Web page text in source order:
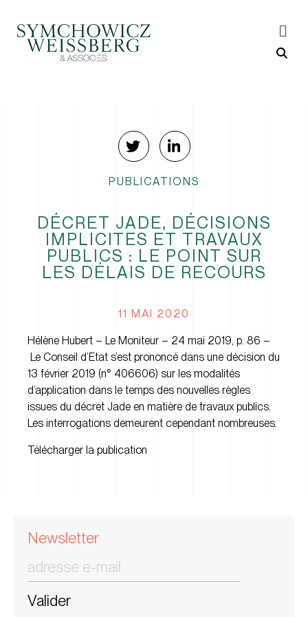
PUBLICATIONS
DÉCRET JADE, DÉCISIONS
IMPLICITES ET TRAVAUX
PUBLICS : LE POINT SUR
LES DÉLAIS DE RECOURS
11 MAI 2020
Hélène Hubert – Le Moniteur – 24 mai 2019, p. 86 –
Le Conseil d’Etat s’est prononcé dans une décision du
13 février 2019 (n° 406606) sur les modalités
d’application dans le temps des nouvelles règles
issues du décret Jade en matière de travaux publics.
Les interrogations demeurent cependant nombreuses.
Télécharger la publication
Newsletter
Valider